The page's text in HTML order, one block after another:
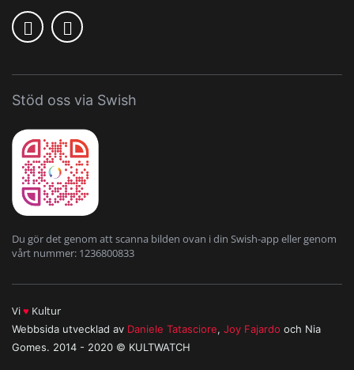
Stöd oss via Swish
Du gör det genom att scanna bilden ovan i din Swish-app eller genom
vårt nummer: 1236800833
Vi♥ Kultur
Webbsida utvecklad av Daniele Tatasciore, Joy Fajardo och Nia
Gomes. 2014 - 2020 © KULTWATCH